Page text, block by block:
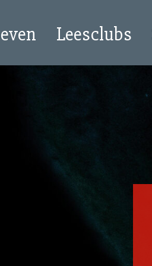
Leesclubs